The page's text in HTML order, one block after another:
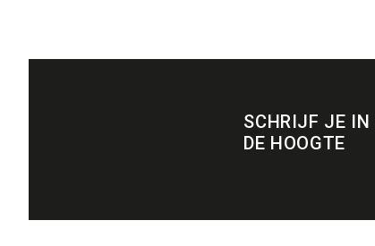
SCHRIJF JE IN
DE HOOGTE